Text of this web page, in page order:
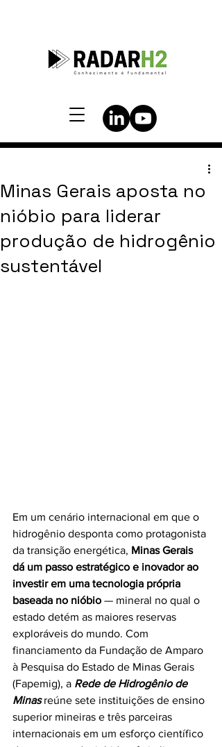
Minas Gerais aposta no
nióbio para liderar
produção de hidrogênio
sustentável
Em um cenário internacional em que o
hidrogênio desponta como protagonista
da transição energética, Minas Gerais
dá um passo estratégico e inovador ao
investir em uma tecnologia própria
baseada no nióbio — mineral no qual o
estado detém as maiores reservas
exploráveis do mundo. Com
financiamento da Fundação de Amparo
à Pesquisa do Estado de Minas Gerais
(Fapemig), a Rede de Hidrogênio de
Minas reúne sete instituições de ensino
superior mineiras e três parceiras
internacionais em um esforço científico